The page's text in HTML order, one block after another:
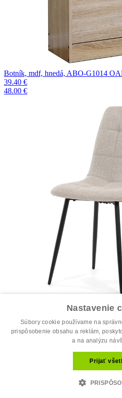
Botník, mdf, hnedá, ABO-G1014
39.40 €
48.00 €
Jedálenská stolička, béžová, látka, D...
34.00 €
44.00 €
Nastavenie
Súbory cookie používame na
prispôsobenie obsahu a reklám,
a na analýzu
Prijať